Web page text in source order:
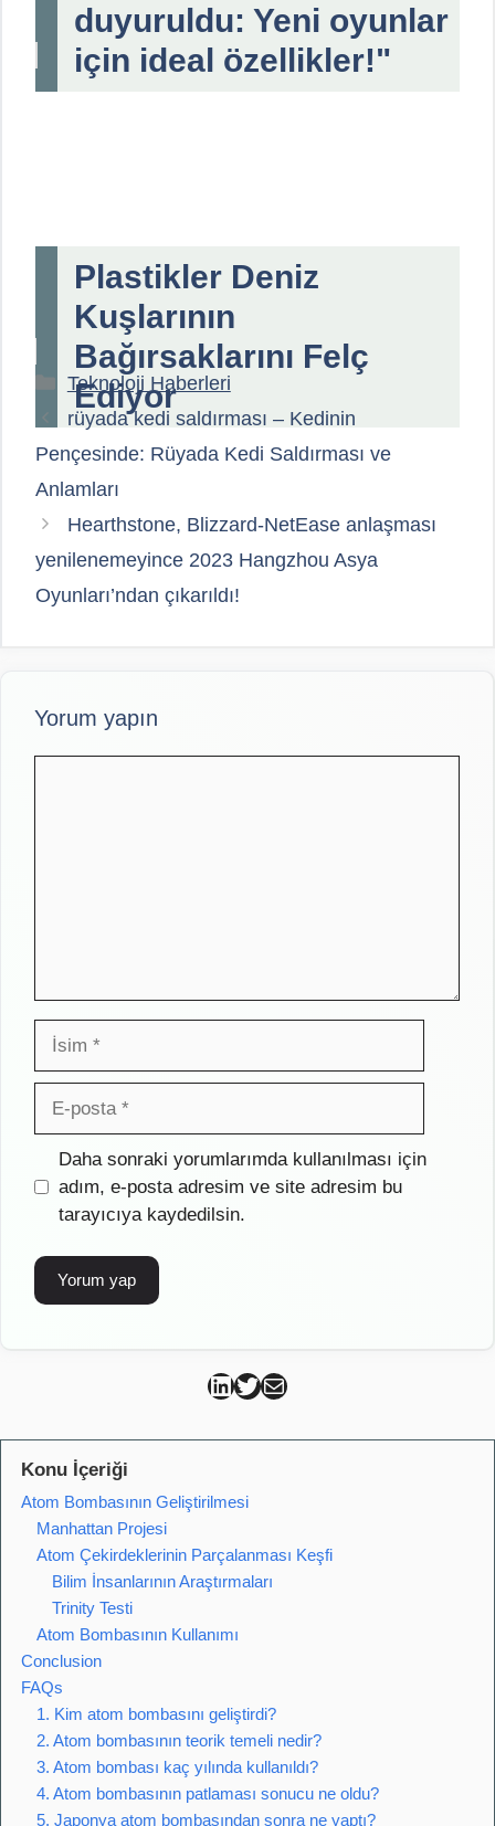
duyuruldu: Yeni oyunlar
için ideal özellikler!"
Plastikler Deniz
Kuşlarının
Bağırsaklarını Felç
Ediyor
Kategoriler
Teknoloji Haberleri
rüyada kedi saldırması – Kedinin
Pençesinde: Rüyada Kedi Saldırması ve
Anlamları
Hearthstone, Blizzard-NetEase anlaşması
yenilenemeyince 2023 Hangzhou Asya
Oyunları’ndan çıkarıldı!
Yorum yapın
İsim
posta
İnternet
sitesi
Daha sonraki yorumlarımda kullanılması için
adım, e-posta adresim ve site adresim bu
tarayıcıya kaydedilsin.
Can Kütahya Linkedin
Can Kütahya Twitter
Can Kütahya Mail
Konu İçeriği
Atom Bombasının Geliştirilmesi
Manhattan Projesi
Atom Çekirdeklerinin Parçalanması Keşfi
Bilim İnsanlarının Araştırmaları
Trinity Testi
Atom Bombasının Kullanımı
Conclusion
FAQs
1. Kim atom bombasını geliştirdi?
2. Atom bombasının teorik temeli nedir?
3. Atom bombası kaç yılında kullanıldı?
4. Atom bombasının patlaması sonucu ne oldu?
5. Japonya atom bombasından sonra ne yaptı?